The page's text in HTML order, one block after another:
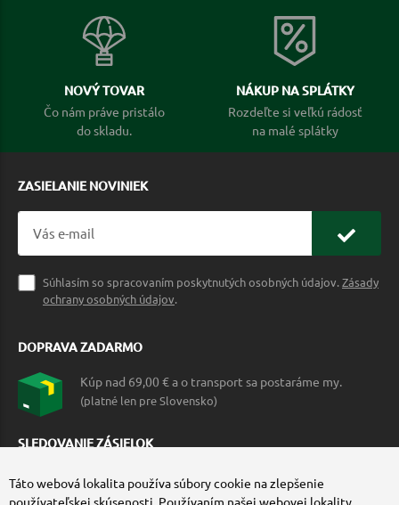
NOVÝ TOVAR
Čo nám práve pristálo
do skladu.
NÁKUP NA SPLÁTKY
Rozdeľte si veľkú rádosť
na malé splátky
ZASIELANIE NOVINIEK
Súhlasím so spracovaním poskytnutých osobných údajov.Zásady
ochrany osobných údajov.
DOPRAVA ZADARMO
Kúp nad 69,00 € a o transport sa postaráme my.
(platné len pre Slovensko)
SLEDOVANIE ZÁSIELOK
Táto webová lokalita používa súbory cookie na zlepšenie
používateľskej skúsenosti. Používaním našej webovej lokality